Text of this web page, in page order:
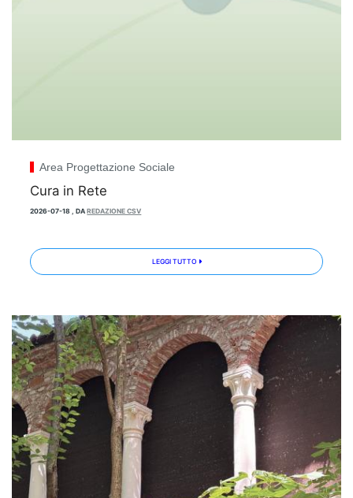
Area Progettazione Sociale
Cura in Rete
2026-07-18 ,DAREDAZIONE CSV
LEGGI TUTTO